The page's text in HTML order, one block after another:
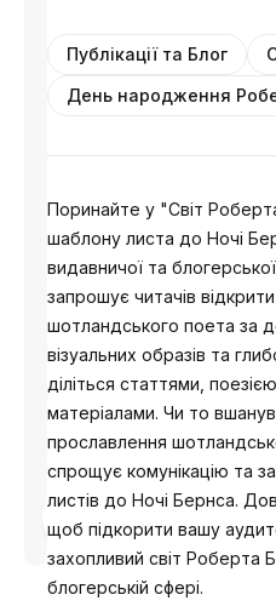
Розроблено
Анастасія
Публікації та Блог
День народження
Поринайте у "Світ
шаблону листа до Ночі
видавничої та
запрошує читачів
шотландського поета за
візуальних образів та
діліться статтями,
матеріалами. Чи то
прославлення
спрощує комунікацію та
листів до Ночі Бернса.
щоб підкорити вашу
захопливий світ Роберта
блогерській сфері.